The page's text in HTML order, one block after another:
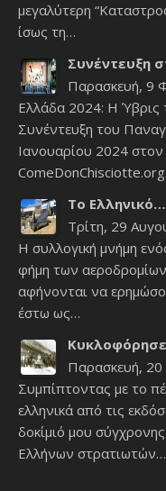
μεγαλύτερη
ίσως τη…
Συνέντευξη
Παρασκευή, 9
Ελλάδα 2024: Η Ύβρις
Συνέντευξη του
Ιανουαρίου 2024
Το
Τρίτη, 29
Η συλλογική μνήμη
φήμη των αεροδρομίων
αφήνονται να
έστω ως…
Παρασκευή, 20
Συμπίπτοντας με το
ελληνικά από τις
δοκίμιό μου
Ελλήνων στρατιωτών…